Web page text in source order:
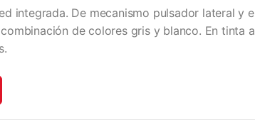
integrada. De mecanismo pulsador lateral y
de colores gris y blanco. En tinta